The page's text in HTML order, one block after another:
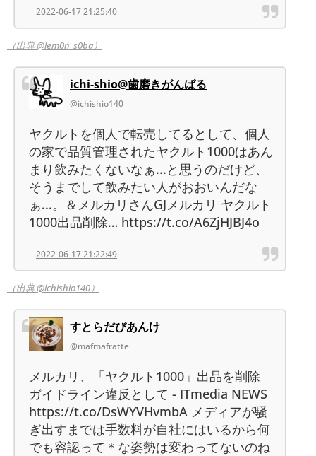
2022-06-17 21:25:40
（出典 @lem0n_s0ba）
ichi-shio@歯磨きがんばる
@ichishio140
ヤクルトを個人で転売してるとして、個人
の家で品質管理されたヤクルト1000はあん
まり飲みたくないなぁ...と思うのだけど、
そうまでして飲みたい人がおおいんだな
ぁ...。＆メルカリさんGJメルカリ ヤクルト
1000出品削除… https://t.co/A6ZjHJBJ4o
2022-06-17 21:22:49
（出典 @ichishio140）
すとらだびあんけ
@mafmafratte
メルカリ、「ヤクルト1000」出品を削除
ガイドライン違反として - ITmedia NEWS
https://t.co/DsWYVHvmbA メディアが騒
ぎ出すまでは手数料が自社にはいるから何
でも容認って＊な姿勢は変わってないのね